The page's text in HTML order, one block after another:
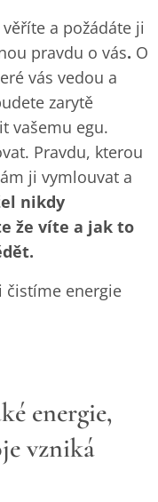
a požádáte ji
pravdu o vás. O
vás vedou a
zarytě
vašemu egu.
Pravdu, kterou
ji vymlouvat a
nikdy
že víte a jak to
čistíme energie
energie,
vzniká